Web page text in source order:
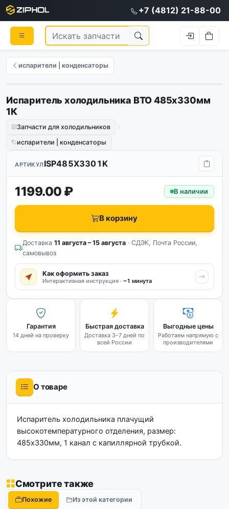
+7 (4812) 21-88-00
испарители | конденсаторы
Испаритель холодильника ВТО 485х330мм
1К
Запчасти для холодильников
испарители | конденсаторы
АРТИКУЛISP485X3301K
1199.00 ₽ В наличии
В корзину
Доставка 11 августа – 15 августа · СДЭК, Почта России,
самовывоз
Как оформить заказ
Интерактивная инструкция · ~1 минута
Гарантия
14 дней на проверку
Быстрая доставка
Доставка 3–7 дней по
всей России
Выгодные цены
Работаем напрямую с
производителями
О товаре
Испаритель холодильника плачущий
высокотемпературного отделения, размер:
485х330мм, 1 канал с капиллярной трубкой.
Смотрите также
Похожие Из этой категории